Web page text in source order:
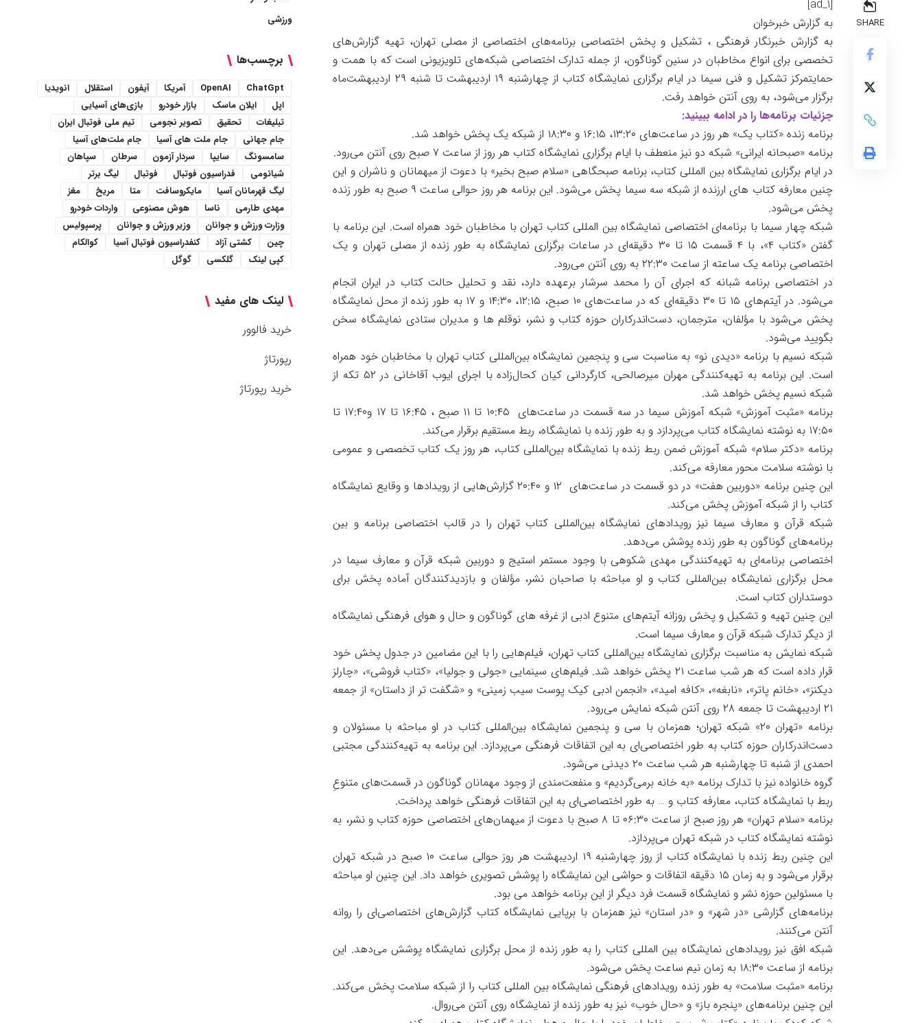
SHARE
[ad_1]
به گزارش خبرخوان
به گزارش خبرنگار فرهنگی ، تشکیل و پخش اختصاصی‌ برنامه‌های اختصاصی از مصلی تهران، تهیه گزارش‌های
تخصصی برای انواع مخاطبان در سنین گوناگون، از جمله تدارک اختصاصی شبکه‌های تلویزیونی است که با همت و
حمایتمرکز تشکیل و فنی سیما در ایام برگزاری نمایشگاه کتاب از چهارشنبه ۱۹ اردیبهشت تا شنبه ۲۹ اردیبهشت‌ماه
برگزار می‌شود، به روی آنتن خواهد رفت.
جزئیات برنامه‌ها را در ادامه ببینید:
برنامه زنده «کتاب یک» هر روز در ساعت‌های ۱۳:۲۰، ۱۶:۱۵ و ۱۸:۳۰ از شبکه یک پخش خواهد شد.
برنامه «صبحانه ایرانی» شبکه دو نیز منعطف با ایام برگزاری نمایشگاه کتاب هر روز از ساعت ۷ صبح روی آنتن می‌رود.
در ایام برگزاری نمایشگاه بین المللی کتاب، برنامه صبحگاهی «سلام صبح بخیر» با دعوت از میهمانان و ناشران و این
چنین معارفه کتاب های ارزنده از شبکه سه سیما پخش می‌شود. این برنامه هر روز حوالی ساعت ۹ صبح به طور زنده
پخش می‌شود.
شبکه چهار سیما با برنامه‌ای اختصاصی نمایشگاه بین المللی کتاب تهران با مخاطبان خود همراه است. این برنامه با
گفتن «کتاب ۴»، با ۴ قسمت ۱۵ تا ۳۰ دقیقه‌ای در ساعات برگزاری نمایشگاه به طور زنده از مصلی تهران و یک
اختصاصی برنامه یک ساعته از ساعت ۲۲:۳۰ به روی آنتن می‌رود.
در اختصاصی برنامه شبانه که اجرای آن را محمد سرشار برعهده دارد، نقد و تحلیل حالت کتاب در ایران انجام
می‌شود. در آیتم‌های ۱۵ تا ۳۰ دقیقه‌ای که در ساعت‌های ۱۰ صبح، ۱۲:۱۵، ۱۴:۳۰ و ۱۷ به طور زنده از محل نمایشگاه
پخش می‌شود با مؤلفان، مترجمان، دست‌اندرکاران حوزه کتاب و نشر، نوقلم ها و مدیران ستادی نمایشگاه سخن
بگویید می‌شود.
شبکه نسیم با برنامه «دیدی نو» به مناسبت سی و پنجمین نمایشگاه بین‌المللی کتاب تهران با مخاطبان خود همراه
است. این برنامه به تهیه‌کنندگی مهران میرصالحی، کارگردانی کیان کحال‌زاده با اجرای ایوب آقاخانی در ۵۲ تکه از
شبکه نسیم پخش خواهد شد.
برنامه «مثبت آموزش» شبکه آموزش سیما در سه قسمت در ساعت‌های ۱۰:۴۵ تا ۱۱ صبح ، ۱۶:۴۵ تا ۱۷ و۱۷:۴۰ تا
۱۷:۵۰ به نوشته نمایشگاه کتاب می‌پردازد و به طور زنده با نمایشگاه، ربط مستقیم برقرار می‌کند.
برنامه «دکتر سلام» شبکه آموزش ضمن ربط زنده با نمایشگاه بین‌المللی کتاب، هر روز یک کتاب تخصصی و عمومی
با نوشته سلامت محور معارفه می‌کند.
این چنین برنامه «دوربین هفت» در دو قسمت در ساعت‌های ۱۲ و ۲۰:۴۰ گزارش‌هایی از رویدادها و وقایع نمایشگاه
کتاب را از شبکه آموزش پخش می‌کند.
شبکه قرآن و معارف سیما نیز رویدادهای نمایشگاه بین‌المللی کتاب تهران را در قالب اختصاصی برنامه و بین
برنامه‌های گوناگون به طور زنده پوشش می‌دهد.
اختصاصی برنامه‌ای به تهیه‌کنندگی مهدی شکوهی با وجود مستمر استیج و دوربین شبکه قرآن و معارف سیما در
محل برگزاری نمایشگاه بین‌المللی کتاب و او مباحثه با صاحبان نشر، مؤلفان و بازدیدکنندگان آماده پخش برای
دوستداران کتاب است.
این چنین تهیه و تشکیل و پخش روزانه آیتم‌های متنوع ادبی از غرفه های گوناگون و حال و هوای فرهنگی نمایشگاه
از دیگر تدارک شبکه قرآن و معارف سیما است.
شبکه نمایش به مناسبت برگزاری نمایشگاه بین‌المللی کتاب تهران، فیلم‌هایی را با این مضامین در جدول پخش خود
قرار داده است که هر شب ساعت ۲۱ پخش خواهد شد. فیلم‌های سینمایی «جولی و جولیا»، «کتاب فروشی»، «چارلز
دیکنز»، «خانم پاتر»، «نابغه»، «کافه امید»، «انجمن ادبی کیک پوست سیب زمینی» و «شگفت تر از داستان» از جمعه
۲۱ اردیبهشت تا جمعه ۲۸ روی آنتن شبکه نمایش می‌رود.
برنامه «تهران ۲۰» شبکه تهران؛ همزمان با سی و پنجمین نمایشگاه بین‌المللی کتاب در او مباحثه با مسئولان و
دست‌اندرکاران حوزه کتاب به طور اختصاصی‌ای به این اتفاقات فرهنگی می‌پردازد. این برنامه به تهیه‌کنندگی مجتبی
احمدی از شنبه تا چهارشنبه هر شب ساعت ۲۰ دیدنی می‌شود.
گروه خانواده نیز با تدارک برنامه «به خانه برمی‌گردیم» و منفعت‌مندی از وجود مهمانان گوناگون در قسمت‌های متنوعِ
ربط با نمایشگاه‌ کتاب، معارفه کتاب و … به طور اختصاصی‌ای به این اتفاقات فرهنگی خواهد پرداخت.
برنامه «سلام تهران» هر روز صبح از ساعت ۰۶:۳۰ تا ۸ صبح با دعوت از میهمان‌های اختصاصی حوزه کتاب و نشر، به
نوشته نمایشگاه کتاب در شبکه تهران می‌پردازد.
این چنین ربط زنده با نمایشگاه کتاب از روز چهارشنبه ۱۹ اردیبهشت هر روز حوالی ساعت ۱۰ صبح در شبکه تهران
برقرار می‌شود و به زمان ۱۵ دقیقه اتفاقات و حواشی این نمایشگاه را پوشش تصویری خواهد داد. این چنین او مباحثه
با مسئولین حوزه نشر و نمایشگاه قسمت فرد دیگر از این برنامه خواهد می بود.
برنامه‌های گزارشی «در شهر» و «در استان» نیز همزمان با برپایی نمایشگاه کتاب گزارش‌های اختصاصی‌ای را روانه
آنتن می‌کنند.
شبکه افق نیز رویدادهای نمایشگاه بین المللی کتاب را به طور زنده از محل برگزاری نمایشگاه پوشش می‌دهد. این
برنامه از ساعت ۱۸:۳۰ به زمان نیم ساعت پخش می‌شود.
برنامه «مثبت سلامت» به طور زنده رویدادهای فرهنگی نمایشگاه بین المللی کتاب را از شبکه سلامت پخش می‌کند.
این چنین برنامه‌های «پنجره باز» و «حال خوب» نیز به طور زنده از نمایشگاه روی آنتن می‌روال.
ورزشی
برچسب‌ها
ChatGpt
OpenAI آمریکا آیفون استقلال
انویدیا
اپل
ایلان ماسک بازار خودرو
بازی‌های آسیایی
تبلیغات
تحقیق تصویر نجومی
تیم ملی فوتبال ایران
جام جهانی
جام ملت های آسیا
جام ملت‌های آسیا
سامسونگ
سایپا سردار آزمون سرطان
سپاهان
شیائومی
فدراسیون فوتبال فوتبال
لیگ برتر
لیگ قهرمانان آسیا
مایکروسافت متا مریخ
مغز
مهدی طارمی
ناسا هوش مصنوعی
واردات خودرو
وزارت ورزش و جوانان
وزیر ورزش و جوانان
پرسپولیس
چین
کشتی آزاد کنفدراسیون فوتبال آسیا
کوالکام
کپی لینک
گلکسی گوگل
لینک های مفید
خرید فالوور
رپورتاژ
خرید رپورتاژ